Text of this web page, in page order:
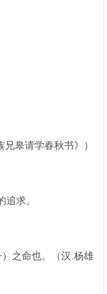
皋请学春秋书》）
求。
之命也。（汉.杨雄